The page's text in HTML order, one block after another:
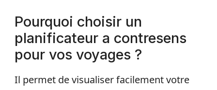
Pourquoi choisir un
planificateur a contresens
pour vos voyages ?
Il permet de visualiser facilement votre